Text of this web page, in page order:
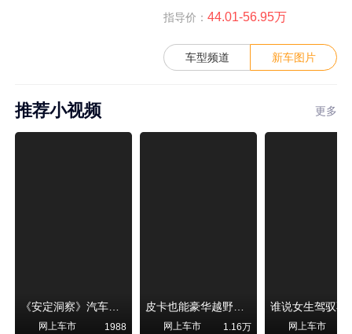
指导价： 44.01-56.95万
车型频道 新车图片
推荐小视频 更多
《安定洞察》汽车烧不烧油，和石油安全无关！
网上车市 1988
皮卡也能豪华越野！纵横F700上市，限时卖29.99万起
网上车市 1.16万 网上车市